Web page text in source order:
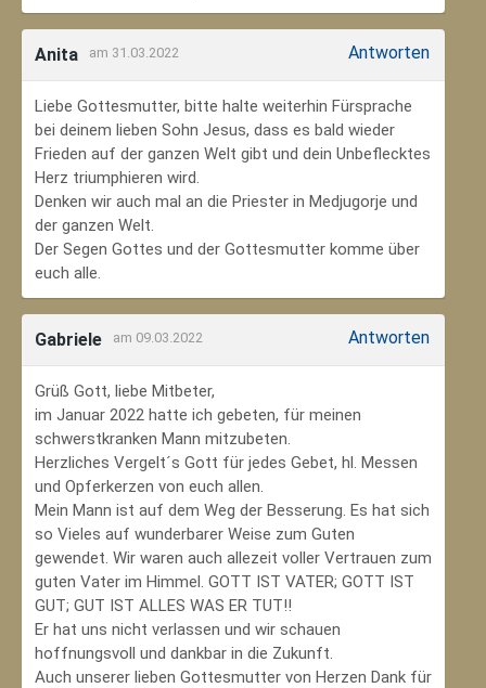
Anita am 31.03.2022 Antworten
Liebe Gottesmutter, bitte halte weiterhin Fürsprache
bei deinem lieben Sohn Jesus, dass es bald wieder
Frieden auf der ganzen Welt gibt und dein Unbeflecktes
Herz triumphieren wird.
Denken wir auch mal an die Priester in Medjugorje und
der ganzen Welt.
Der Segen Gottes und der Gottesmutter komme über
euch alle.
Gabriele am 09.03.2022 Antworten
Grüß Gott, liebe Mitbeter,
im Januar 2022 hatte ich gebeten, für meinen
schwerstkranken Mann mitzubeten.
Herzliches Vergelt´s Gott für jedes Gebet, hl. Messen
und Opferkerzen von euch allen.
Mein Mann ist auf dem Weg der Besserung. Es hat sich
so Vieles auf wunderbarer Weise zum Guten
gewendet. Wir waren auch allezeit voller Vertrauen zum
guten Vater im Himmel. GOTT IST VATER; GOTT IST
GUT; GUT IST ALLES WAS ER TUT!!
Er hat uns nicht verlassen und wir schauen
hoffnungsvoll und dankbar in die Zukunft.
Auch unserer lieben Gottesmutter von Herzen Dank für